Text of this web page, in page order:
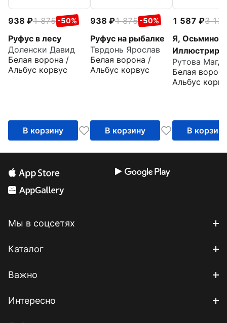
938 1 875 -50%
Руфус в лесу
Доленски Давид
Белая ворона /
Альбус корвус
В корзину
938 1 875 -50%
Руфус на рыбалке
Тврдонь Ярослав
Белая ворона /
Альбус корвус
В корзину
1 587
3 173
Я,
книга о
мире
Рутова
Белая
Альбус
В корзину
Мы в соцсетях
Каталог
Важно
Интересно